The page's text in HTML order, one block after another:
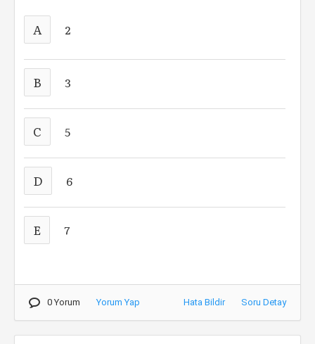
A 2
B 3
C 5
D 6
E 7
0 Yorum Yorum Yap Hata Bildir Soru Detay